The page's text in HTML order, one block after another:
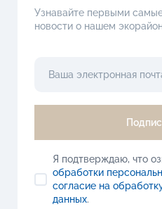
Узнавайте первыми
новости о нашем
Я подтверждаю, что
обработки
согласие на
данных.